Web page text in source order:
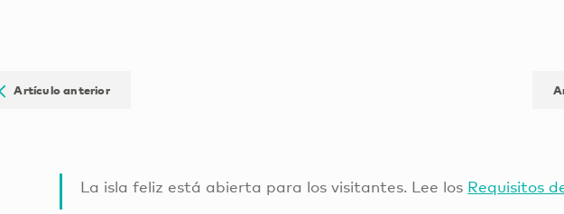
Artículo anterior
La isla feliz está abierta para los visitantes. Lee los Requisitos